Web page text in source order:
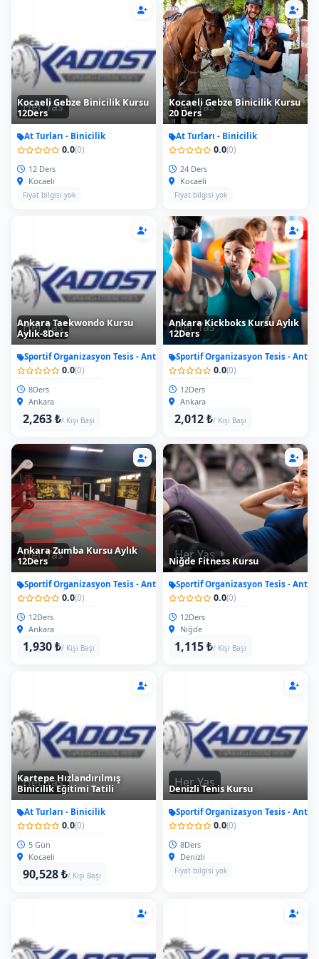
Her Yas
Kocaeli Gebze Binicilik Kursu
12Ders
At Turları - Binicilik
0.0(0)
12 Ders
Kocaeli
Fiyat bilgisi yok
Her Yas
Kocaeli Gebze Binicilik Kursu
20 Ders
At Turları - Binicilik
0.0(0)
24 Ders
Kocaeli
Fiyat bilgisi yok
Her Yas
Ankara Taekwondo Kursu
Aylık-8Ders
Sportif Organizasyon Tesis - Antrenman
0.0(0)
8Ders
Ankara
2,263 ₺/ Kişi Başı
Her Yas
Ankara Kickboks Kursu Aylık
12Ders
Sportif Organizasyon Tesis -
0.0(0)
12Ders
Ankara
2,012 ₺/ Kişi Başı
Her Yas
Ankara Zumba Kursu Aylık
12Ders
Sportif Organizasyon Tesis - Antrenman
0.0(0)
12Ders
Ankara
1,930 ₺/ Kişi Başı
Her Yas
Niğde Fitness Kursu
Sportif Organizasyon Tesis -
0.0(0)
12Ders
Niğde
1,115 ₺/ Kişi Başı
Her Yas
Kartepe Hızlandırılmış
Binicilik Eğitimi Tatili
At Turları - Binicilik
0.0(0)
5 Gün
Kocaeli
90,528 ₺/ Kişi Başı
Her Yas
Denizli Tenis Kursu
Sportif Organizasyon Tesis -
0.0(0)
8Ders
Denizli
Fiyat bilgisi yok